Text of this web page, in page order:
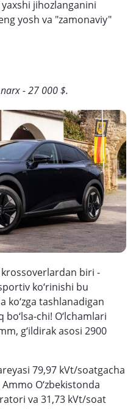
jihozlanganini
yosh va "zamonaviy"
- 27 000 $.
krossoverlardan biri -
ko‘rinishi bu
tashlanadigan
chi! O‘lchamlari
g‘ildirak asosi 2900
79,97 kVt/soatgacha
O‘zbekistonda
va 31,73 kVt/soat